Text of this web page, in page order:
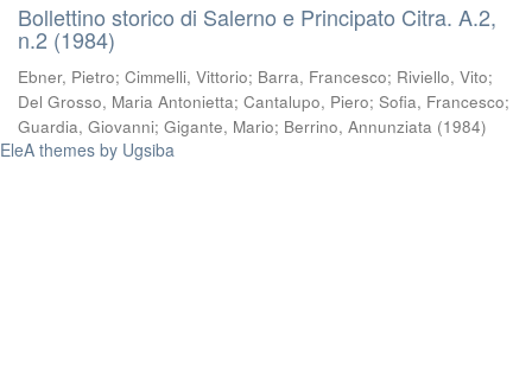
Bollettino storico di Salerno e Principato Citra. A.2,
n.2 (1984)
Ebner, Pietro; Cimmelli, Vittorio; Barra, Francesco; Riviello, Vito;
Del Grosso, Maria Antonietta; Cantalupo, Piero; Sofia, Francesco;
Guardia, Giovanni; Gigante, Mario; Berrino, Annunziata (1984)
EleA themes by Ugsiba